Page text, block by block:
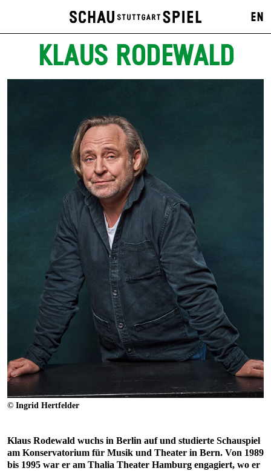
EN
KLAUS RODEWALD
© Ingrid Hertfelder
Klaus Rodewald wuchs in Berlin auf und studierte Schauspiel
am Konservatorium für Musik und Theater in Bern. Von 1989
bis 1995 war er am Thalia Theater Hamburg engagiert, wo er